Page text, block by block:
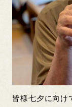
皆様七夕に向け